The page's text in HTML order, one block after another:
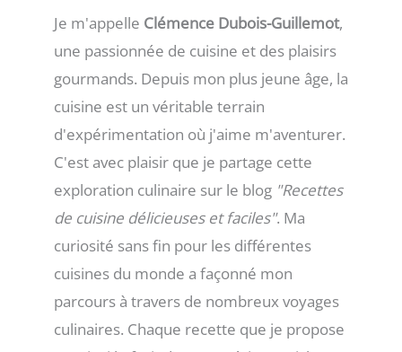
Je m'appelle Clémence Dubois-Guillemot,
une passionnée de cuisine et des plaisirs
gourmands. Depuis mon plus jeune âge, la
cuisine est un véritable terrain
d'expérimentation où j'aime m'aventurer.
C'est avec plaisir que je partage cette
exploration culinaire sur le blog "Recettes
de cuisine délicieuses et faciles". Ma
curiosité sans fin pour les différentes
cuisines du monde a façonné mon
parcours à travers de nombreux voyages
culinaires. Chaque recette que je propose